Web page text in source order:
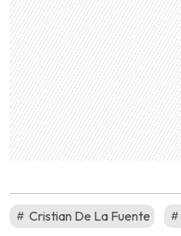
Cristian De La Fuente